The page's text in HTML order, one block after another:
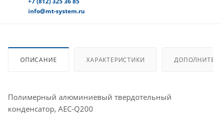
info@mt-system.ru
ОПИСАНИЕ ХАРАКТЕРИСТИКИ
Полимерный алюминиевый твердотельный
конденсатор, AEC-Q200